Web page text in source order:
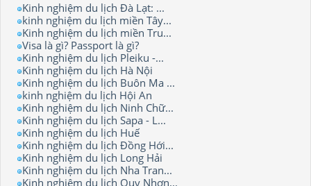
Kinh nghiệm du lịch Đà Lạt: ...
kinh nghiệm du lịch miền Tây...
Kinh nghiệm du lịch miền Tru...
Visa là gì? Passport là gì?
Kinh nghiệm du lịch Pleiku -...
Kinh nghiệm du lịch Hà Nội
Kinh nghiệm du lịch Buôn Ma ...
kinh nghiệm du lịch Hội An
Kinh nghiệm du lịch Ninh Chữ...
Kinh nghiệm du lịch Sapa - L...
Kinh nghiệm du lịch Huế
Kinh nghiệm du lịch Đồng Hới...
Kinh nghiệm du lịch Long Hải
Kinh nghiệm du lịch Nha Tran...
Kinh nghiệm du lịch Quy Nhơn...